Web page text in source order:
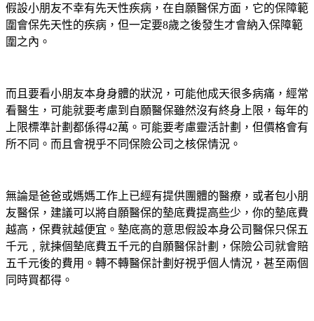
假設小朋友不幸有先天性疾病，在自願醫保方面，它的保障範
圍會保先天性的疾病，但一定要8歲之後發生才會納入保障範
圍之內。
而且要看小朋友本身身體的狀況，可能他成天很多病痛，經常
看醫生，可能就要考慮到自願醫保雖然沒有終身上限，每年的
上限標準計劃都係得42萬。可能要考慮靈活計劃，但價格會有
所不同。而且會視乎不同保險公司之核保情況。
無論是爸爸或媽媽工作上已經有提供團體的醫療，或者包小朋
友醫保，建議可以將自願醫保的墊底費提高些少，你的墊底費
越高，保費就越便宜。墊底高的意思假設本身公司醫保只保五
千元﹐就揀個墊底費五千元的自願醫保計劃，保險公司就會賠
五千元後的費用。轉不轉醫保計劃好視乎個人情況，甚至兩個
同時買都得。